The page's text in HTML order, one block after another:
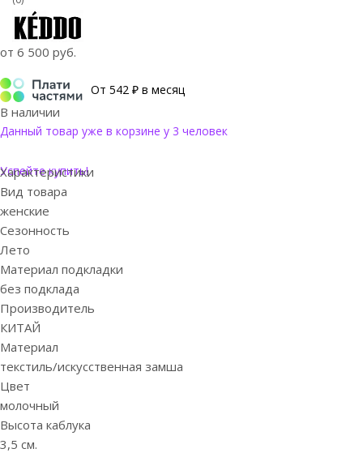
от 6 500 руб.
От 542 ₽ в месяц
В наличии
Данный товар уже в корзине у 3 человек
Успейте купить!
Характеристики
Вид товара
женские
Сезонность
Лето
Материал подкладки
без подклада
Производитель
КИТАЙ
Материал
текстиль/искусственная замша
Цвет
молочный
Высота каблука
3,5 см.